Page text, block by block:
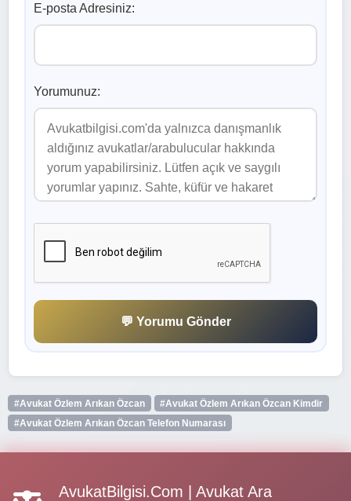
E-posta Adresiniz:
Yorumunuz:
💬 Yorumu Gönder
#Avukat Özlem Arıkan Özcan
#Avukat Özlem Arıkan Özcan Kimdir
#Avukat Özlem Arıkan Özcan Telefon Numarası
AvukatBilgisi.Com | Avukat Ara